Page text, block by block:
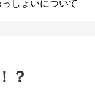
っしょいについて
？